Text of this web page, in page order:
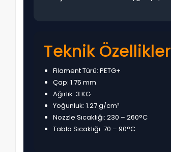
Teknik Özellikler
Filament Türü: PETG+
Çap: 1.75 mm
Ağırlık: 3 KG
Yoğunluk: 1.27 g/cm³
Nozzle Sıcaklığı: 230 – 260°C
Tabla Sıcaklığı: 70 – 90°C